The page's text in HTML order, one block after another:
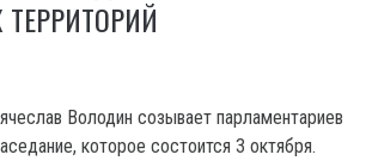
Володин созывает парламентариев
которое состоится 3 октября.